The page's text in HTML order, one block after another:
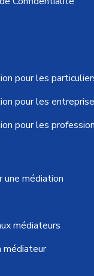
pour les
pour les
pour les
une médiation
médiateurs
médiateur